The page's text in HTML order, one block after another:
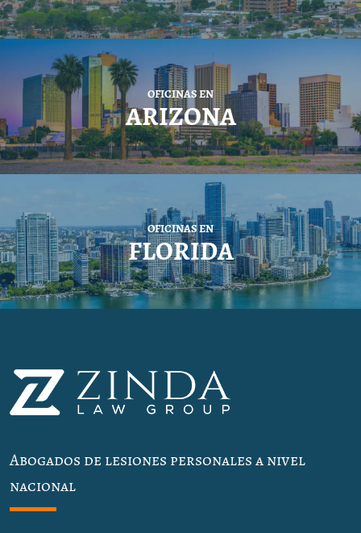
OFICINAS EN
ARIZONA
OFICINAS EN
FLORIDA
Abogados de lesiones personales a nivel
nacional